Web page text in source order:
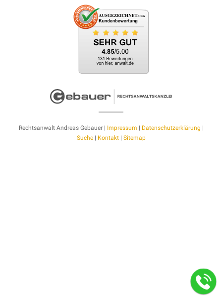
Rechtsanwalt Andreas Gebauer | Impressum | Datenschutzerklärung |
Suche| Kontakt| Sitemap